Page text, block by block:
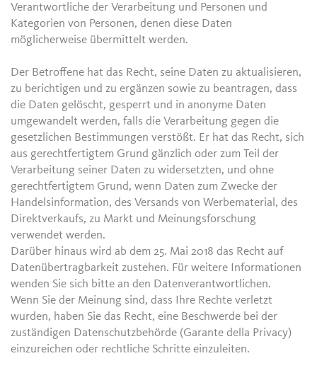
Verantwortliche der Verarbeitung und Personen und
Kategorien von Personen, denen diese Daten
möglicherweise übermittelt werden.
Der Betroffene hat das Recht, seine Daten zu aktualisieren,
zu berichtigen und zu ergänzen sowie zu beantragen, dass
die Daten gelöscht, gesperrt und in anonyme Daten
umgewandelt werden, falls die Verarbeitung gegen die
gesetzlichen Bestimmungen verstößt. Er hat das Recht, sich
aus gerechtfertigtem Grund gänzlich oder zum Teil der
Verarbeitung seiner Daten zu widersetzten, und ohne
gerechtfertigtem Grund, wenn Daten zum Zwecke der
Handelsinformation, des Versands von Werbematerial, des
Direktverkaufs, zu Markt und Meinungsforschung
verwendet werden.
Darüber hinaus wird ab dem 25. Mai 2018 das Recht auf
Datenübertragbarkeit zustehen. Für weitere Informationen
wenden Sie sich bitte an den Datenverantwortlichen.
Wenn Sie der Meinung sind, dass Ihre Rechte verletzt
wurden, haben Sie das Recht, eine Beschwerde bei der
zuständigen Datenschutzbehörde (Garante della Privacy)
einzureichen oder rechtliche Schritte einzuleiten.